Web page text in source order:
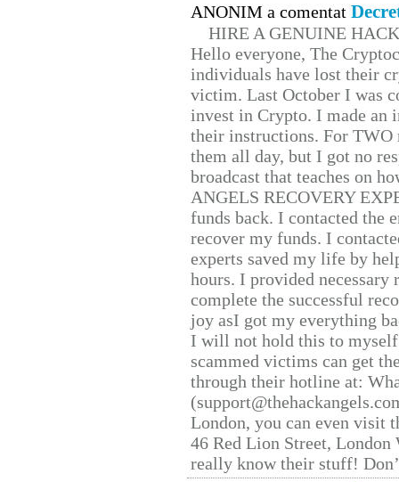
ANONIM a comentat
HIRE A GENUINE
Hello everyone, The
individuals have lost their
victim. Last October I was
invest in Crypto. I made
their instructions. For TWO
them all day, but I got no
broadcast that teaches on
ANGELS RECOVERY
funds back. I contacted the
recover my funds. I
experts saved my life by
hours. I provided
complete the successful
joy asI got my everything
I will not hold this to
scammed victims can get
through their hotline at:
London, you can even visit
46 Red Lion Street, London
really know their stuff!